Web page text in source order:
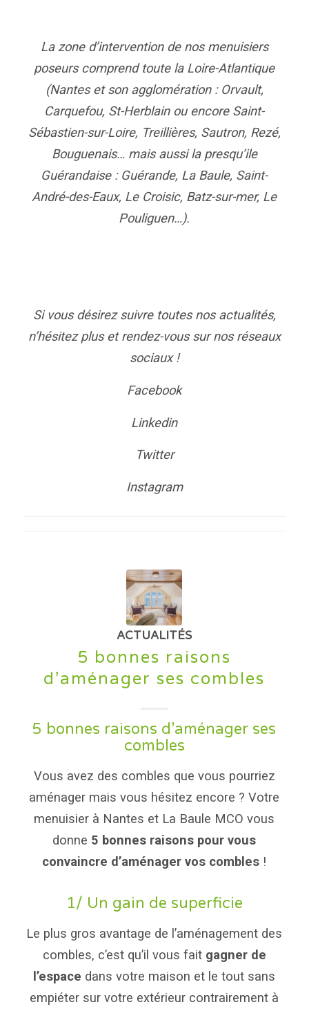
La zone d’intervention de nos menuisiers
poseurs comprend toute la Loire-Atlantique
(Nantes et son agglomération : Orvault,
Carquefou, St-Herblain ou encore Saint-
Sébastien-sur-Loire, Treillières, Sautron, Rezé,
Bouguenais… mais aussi la presqu’ile
Guérandaise : Guérande, La Baule, Saint-
André-des-Eaux, Le Croisic, Batz-sur-mer, Le
Pouliguen…).
Si vous désirez suivre toutes nos actualités,
n’hésitez plus et rendez-vous sur nos réseaux
sociaux !
Facebook
Linkedin
Twitter
Instagram
ACTUALITÉS
5 bonnes raisons
d’aménager ses combles
5 bonnes raisons d’aménager ses
combles
Vous avez des combles que vous pourriez
aménager mais vous hésitez encore ? Votre
menuisier à Nantes et La Baule MCO vous
donne 5 bonnes raisons pour vous
convaincre d’aménager vos combles !
1/ Un gain de superficie
Le plus gros avantage de l’aménagement des
combles, c’est qu’il vous fait gagner de
l’espace dans votre maison et le tout sans
empiéter sur votre extérieur contrairement à